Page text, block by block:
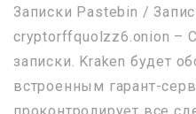
Записки Pastebin /
cryptorffquolzz6.onion –
записки. Kraken будет
встроенным гарант-